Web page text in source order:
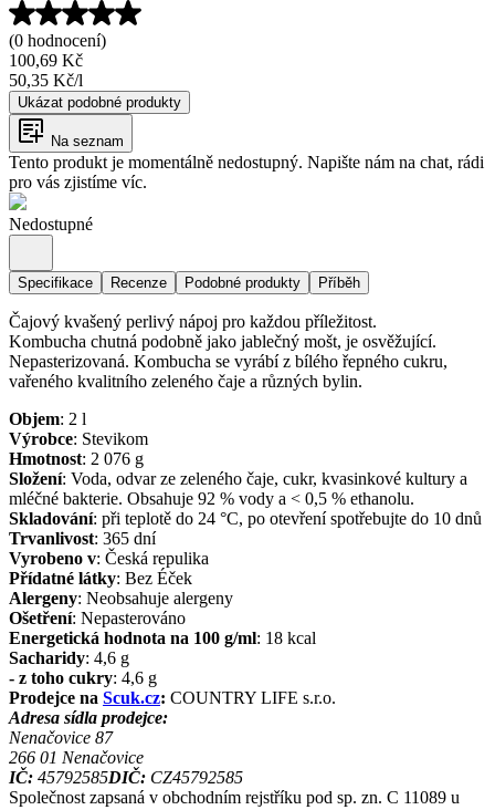
(0 hodnocení)
100,69 Kč
50,35 Kč/l
Ukázat podobné produkty
Na seznam
Tento produkt je momentálně nedostupný. Napište nám na chat, rádi
pro vás zjistíme víc.
Nedostupné
Specifikace Recenze Podobné produkty Příběh
Čajový kvašený perlivý nápoj pro každou příležitost.
Kombucha chutná podobně jako jablečný mošt, je osvěžující.
Nepasterizovaná. Kombucha se vyrábí z bílého řepného cukru,
vařeného kvalitního zeleného čaje a různých bylin.
Objem: 2 l
Výrobce: Stevikom
Hmotnost: 2 076 g
Složení: Voda, odvar ze zeleného čaje, cukr, kvasinkové kultury a
mléčné bakterie. Obsahuje 92 % vody a < 0,5 % ethanolu.
Skladování: při teplotě do 24 °C, po otevření spotřebujte do 10 dnů
Trvanlivost: 365 dní
Vyrobeno v: Česká repulika
Přídatné látky: Bez Éček
Alergeny: Neobsahuje alergeny
Ošetření: Nepasterováno
Energetická hodnota na 100 g/ml: 18 kcal
Sacharidy: 4,6 g
- z toho cukry: 4,6 g
Prodejce na Scuk.cz: COUNTRY LIFE s.r.o.
Adresa sídla prodejce:
Nenačovice 87
266 01 Nenačovice
IČ: 45792585DIČ: CZ45792585
Společnost zapsaná v obchodním rejstříku pod sp. zn. C 11089 u